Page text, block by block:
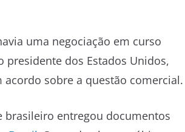
uma negociação em curso
dos Estados Unidos,
acordo sobre a questão comercial.
brasileiro entregou documentos